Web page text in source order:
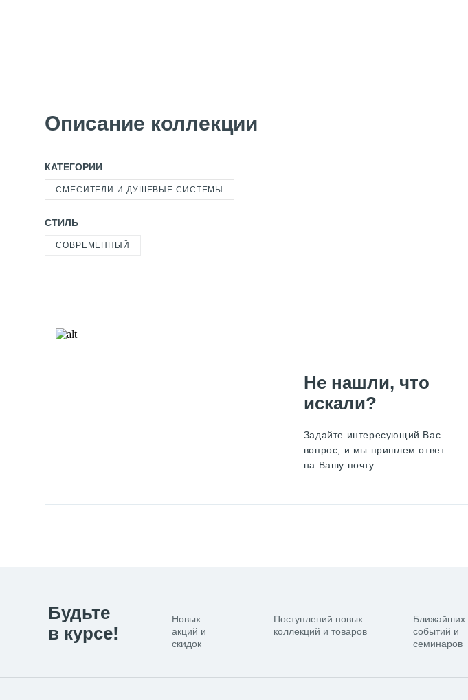
Описание коллекции
КАТЕГОРИИ
СМЕСИТЕЛИ И ДУШЕВЫЕ СИСТЕМЫ
СТИЛЬ
СОВРЕМЕННЫЙ
Не нашли, что
искали?
Задайте интересующий Вас
вопрос, и мы пришлем ответ
на Вашу почту
Будьте
в курсе!
Новых
акций и
скидок
Поступлений новых
коллекций и товаров
Ближайших
событий и
семинаров